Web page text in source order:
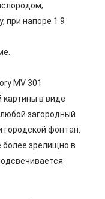
при напоре 1.9
MV 301
картины в виде
загородный
фонтан.
зрелищно в